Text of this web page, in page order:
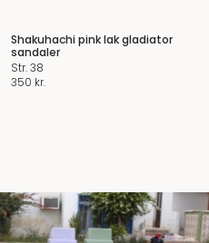
Shakuhachi pink lak gladiator
sandaler
Str. 38
350 kr.